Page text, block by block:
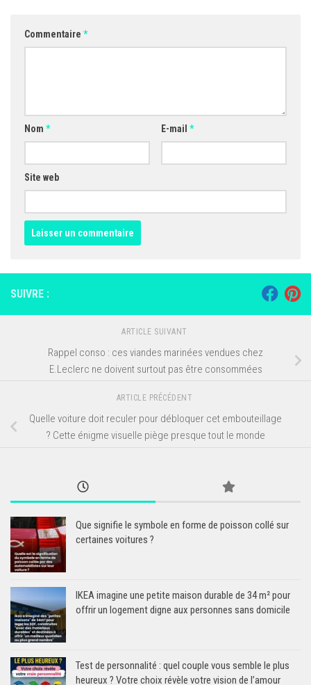
Commentaire *
Nom * E-mail *
Site web
SUIVRE :
ARTICLE SUIVANT
Rappel conso : ces viandes marinées vendues chez
E.Leclerc ne doivent surtout pas être consommées
ARTICLE PRÉCÉDENT
Quelle voiture doit reculer pour débloquer cet embouteillage
? Cette énigme visuelle piège presque tout le monde
Que signifie le symbole en forme de poisson collé sur
certaines voitures ?
IKEA imagine une petite maison durable de 34 m² pour
offrir un logement digne aux personnes sans domicile
Test de personnalité : quel couple vous semble le plus
heureux ? Votre choix révèle votre vision de l’amour